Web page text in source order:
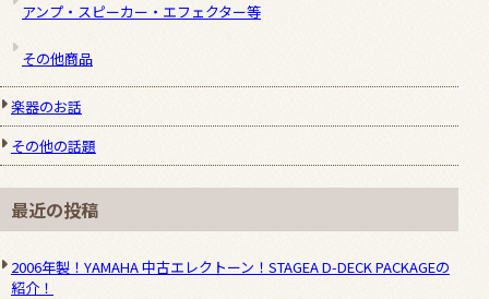
アンプ・スピーカー・エフェクター等
その他商品
楽器のお話
その他の話題
最近の投稿
2006年製！YAMAHA 中古エレクトーン！STAGEA D-DECK PACKAGEの
紹介！